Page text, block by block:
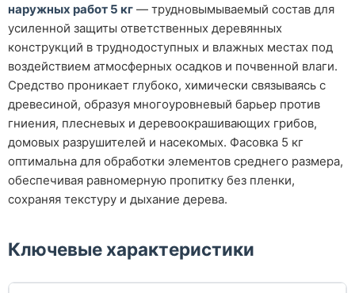
наружных работ 5 кг — трудновымываемый состав для
усиленной защиты ответственных деревянных
конструкций в труднодоступных и влажных местах под
воздействием атмосферных осадков и почвенной влаги.
Средство проникает глубоко, химически связываясь с
древесиной, образуя многоуровневый барьер против
гниения, плесневых и деревоокрашивающих грибов,
домовых разрушителей и насекомых. Фасовка 5 кг
оптимальна для обработки элементов среднего размера,
обеспечивая равномерную пропитку без пленки,
сохраняя текстуру и дыхание дерева.
Ключевые характеристики